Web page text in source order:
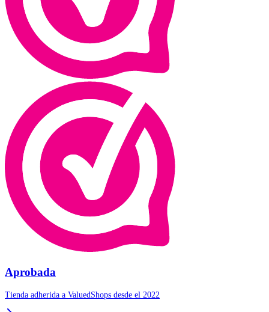
Aprobada
Tienda adherida a ValuedShops desde el 2022